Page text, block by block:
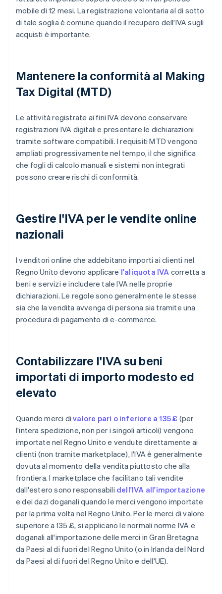
mobile di 12 mesi. La registrazione volontaria al di sotto
di tale soglia è comune quando il recupero dell'IVA sugli
acquisti è importante.
Mantenere la conformità al Making
Tax Digital (MTD)
Le attività registrate ai fini IVA devono conservare
registrazioni IVA digitali e presentare le dichiarazioni
tramite software compatibili. I requisiti MTD vengono
ampliati progressivamente nel tempo, il che significa
che fogli di calcolo manuali e sistemi non integrati
possono creare rischi di conformità.
Gestire l'IVA per le vendite online
nazionali
I venditori online che addebitano importi ai clienti nel
Regno Unito devono applicare l'aliquota IVA corretta a
beni e servizi e includere tale IVA nelle proprie
dichiarazioni. Le regole sono generalmente le stesse
sia che la vendita avvenga di persona sia tramite una
procedura di pagamento di e-commerce.
Contabilizzare l'IVA su beni
importati di importo modesto ed
elevato
Quando merci divalore pari o inferiore a 135 £ (per
l'intera spedizione, non per i singoli articoli) vengono
importate nel Regno Unito e vendute direttamente ai
clienti (non tramite marketplace), l'IVA è generalmente
dovuta al momento della vendita piuttosto che alla
frontiera. I marketplace che facilitano tali vendite
dall'estero sono responsabili dell'IVA all'importazione
e dei dazi doganali quando le merci vengono importate
per la prima volta nel Regno Unito. Per le merci di valore
superiore a 135 £, si applicano le normali norme IVA e
doganali all'importazione delle merci in Gran Bretagna
da Paesi al di fuori del Regno Unito (o in Irlanda del Nord
da Paesi al di fuori del Regno Unito e dell'UE).